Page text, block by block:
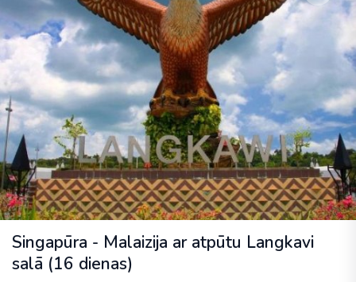
Singapūra - Malaizija ar atpūtu Langkavi
salā (16 dienas)